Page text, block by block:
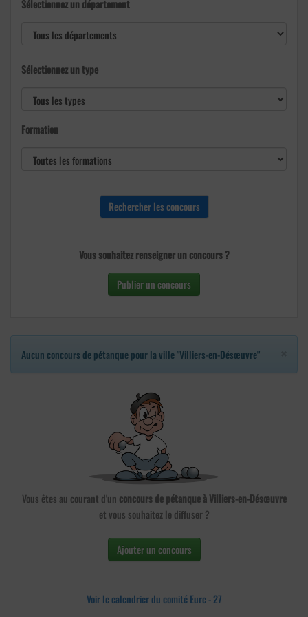
Sélectionnez un département
Sélectionnez un type
Formation
Vous souhaitez renseigner un concours ?
Publier un concours
Aucun concours de pétanque pour la ville "Villiers-en-Désœuvre"
Vous êtes au courant d'un concours de pétanque à Villiers-en-Désœuvre
et vous souhaitez le diffuser ?
Ajouter un concours
Voir le calendrier du comité Eure - 27